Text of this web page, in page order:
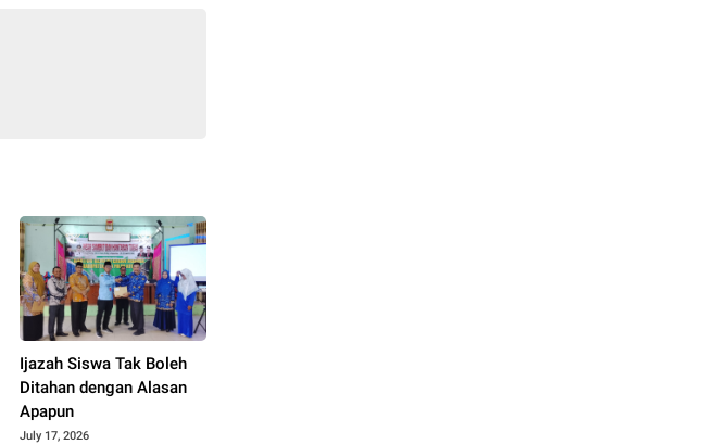
Ijazah Siswa Tak Boleh
Ditahan dengan Alasan
Apapun
July 17, 2026